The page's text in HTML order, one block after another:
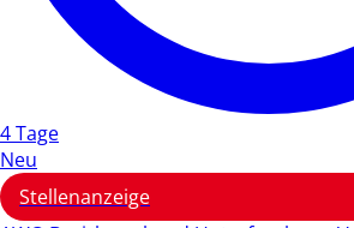
4 Tage
Neu
Stellenanzeige